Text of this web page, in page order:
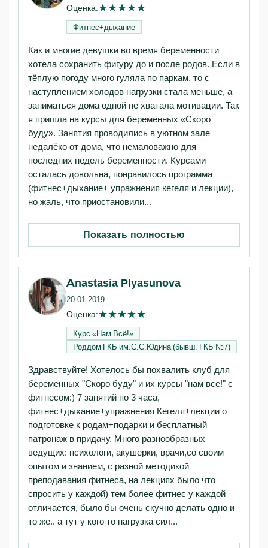
Оценка:★★★★★
Фитнес+дыхание
Как и многие девушки во время беременности
хотела сохранить фигуру до и после родов. Если в
тёплую погоду много гуляла по паркам, то с
наступлением холодов нагрузки стала меньше, а
заниматься дома одной не хватала мотивации. Так
я пришла на курсы для беременных «Скоро
буду». Занятия проводились в уютном зале
недалёко от дома, что немаловажно для
последних недель беременности. Курсами
осталась довольна, понравилось программа
(фитнес+дыхание+ упражнения кегеля и лекции),
но жаль, что приостановили...
Показать полностью
Anastasia Plyasunova
20.01.2019
Оценка:★★★★★
Курс «Нам Всё!»‎
Роддом ГКБ им.С.С.Юдина (бывш. ГКБ №7)
Здравствуйте! Хотелось бы похвалить клуб для
беременных "Скоро буду" и их курсы "нам все!" с
фитнесом:) 7 занятий по 3 часа,
фитнес+дыхание+упражнения Кегеля+лекции о
подготовке к родам+подарки и бесплатный
патронаж в придачу. Много разнообразных
ведущих: психологи, акушерки, врачи,со своим
опытом и знанием, с разной методикой
преподавания фитнеса, на лекциях было что
спросить у каждой) тем более фитнес у каждой
отличается, было бы очень скучно делать одно и
то же.. а тут у кого то нагрузка сил...